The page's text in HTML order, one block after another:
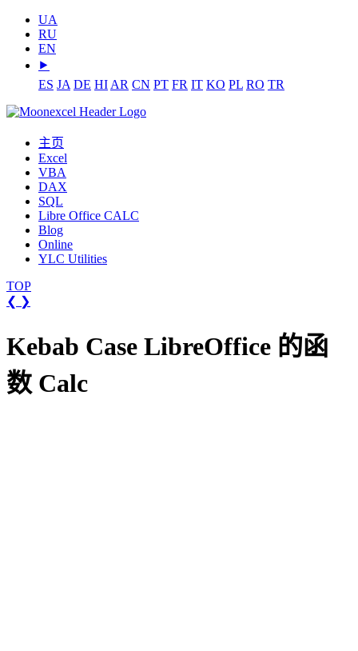
UA
RU
EN
⯈
ES JA DE HI AR CN PT FR IT KO PL RO TR
主页
Excel
VBA
DAX
SQL
Libre Office CALC
Blog
Online
YLC Utilities
TOP
❮ ❯
Kebab Case LibreOffice 的函
数 Calc